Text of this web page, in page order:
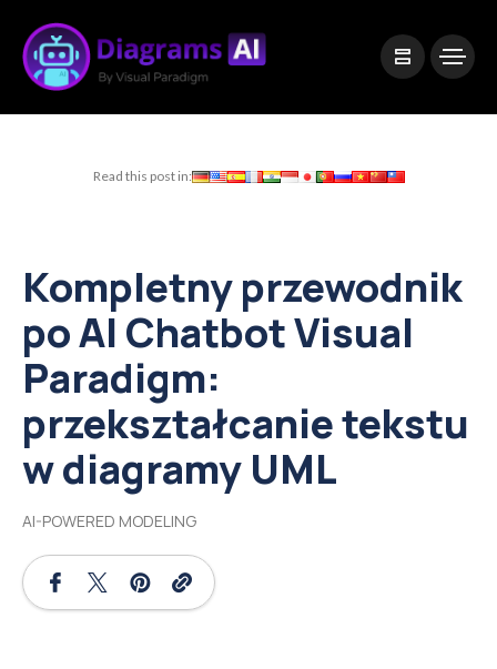
Read this post in:
Kompletny przewodnik
po AI Chatbot Visual
Paradigm:
przekształcanie tekstu
w diagramy UML
AI-POWERED MODELING